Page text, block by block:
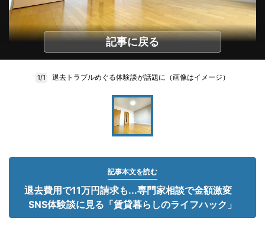
記事に戻る
1/1 退去トラブルめぐる体験談が話題に（画像はイメージ）
記事本文を読む
退去費用で11万円請求も...専門家相談で金額激変
SNS体験談に見る「賃貸暮らしのライフハック」